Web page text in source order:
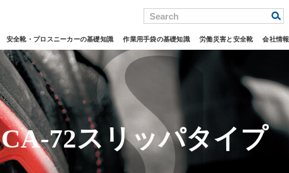
Search
安全靴・プロスニーカーの基礎知識 作業用手袋の基礎知識 労働災害と安全靴 会社情報
CA-72スリッパタイプ